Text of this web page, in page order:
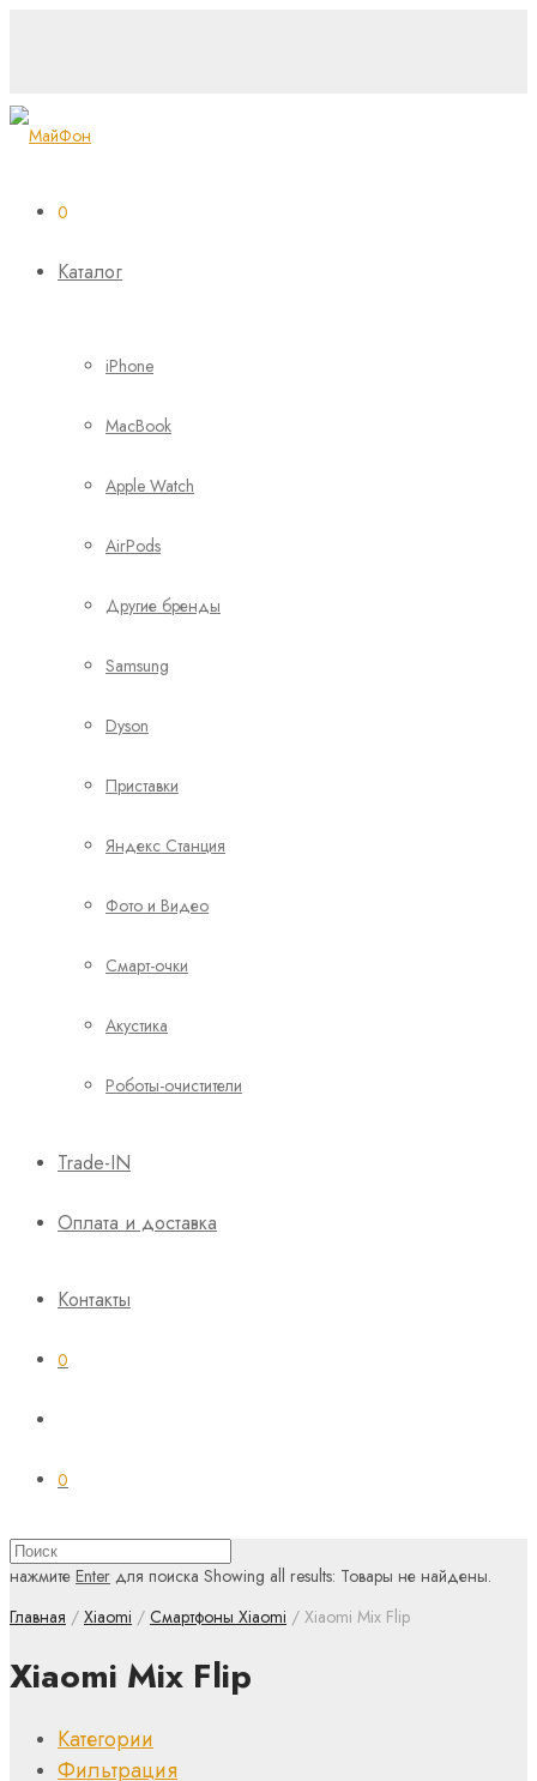
0
Каталог
iPhone
MacBook
Apple Watch
AirPods
Другие бренды
Samsung
Dyson
Приставки
Яндекс Станция
Фото и Видео
Смарт-очки
Акустика
Роботы-очистители
Trade-IN
Оплата и доставка
Контакты
0
0
нажмите Enter для поиска Showing all results: Товары не найдены.
Главная / Xiaomi / Смартфоны Xiaomi / Xiaomi Mix Flip
Xiaomi Mix Flip
Категории
Фильтрация